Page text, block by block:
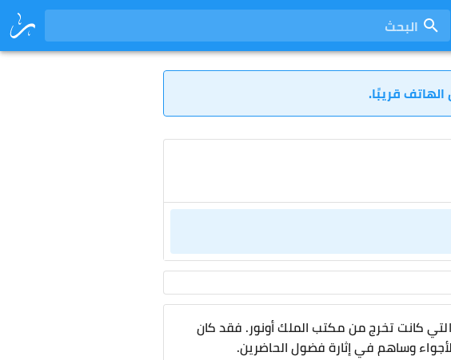
البحث
قريبًا.
كانت تخرج من مكتب الملك أونور. فقد كان
وساهم في إثارة فضول الحاضرين.